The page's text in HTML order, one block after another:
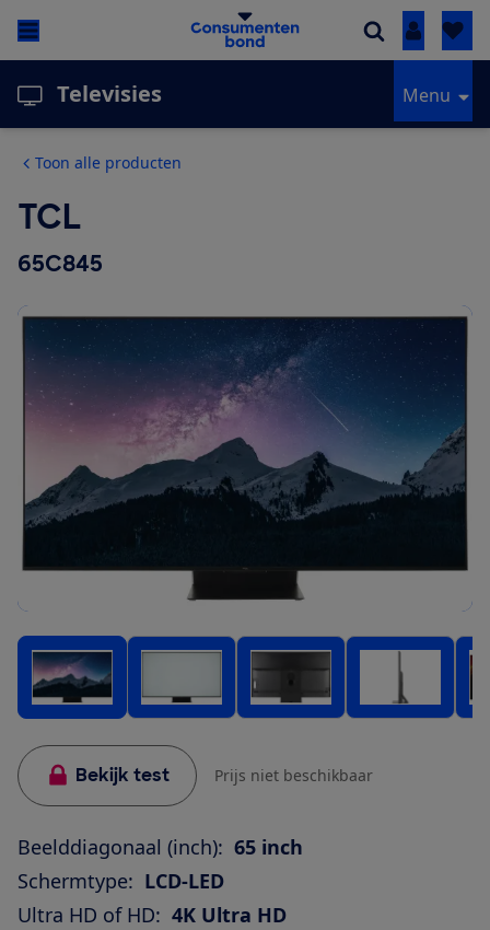
Inloggen
Televisies Menu
Toon alle producten
TCL
65C845
Bekijk test Prijs niet beschikbaar
Beelddiagonaal (inch): 65 inch
Schermtype: LCD-LED
Ultra HD of HD: 4K Ultra HD